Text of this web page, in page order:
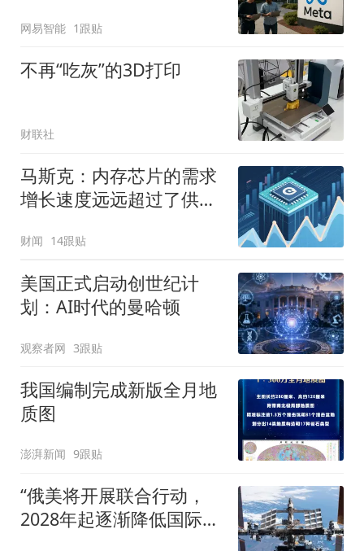
网易智能 1跟贴
不再“吃灰”的3D打印
财联社
马斯克：内存芯片的需求
增长速度远远超过了供应
财闻 14跟贴
美国正式启动创世纪计
划：AI时代的曼哈顿
观察者网 3跟贴
我国编制完成新版全月地
质图
澎湃新闻 9跟贴
“俄美将开展联合行动，
2028年起逐渐降低国际空